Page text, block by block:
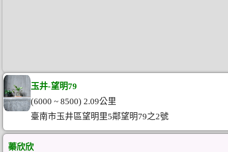
玉井-望明79
(6000 ~ 8500) 2.09公里
臺南市玉井區望明里5鄰望明79之2號
蓁欣欣